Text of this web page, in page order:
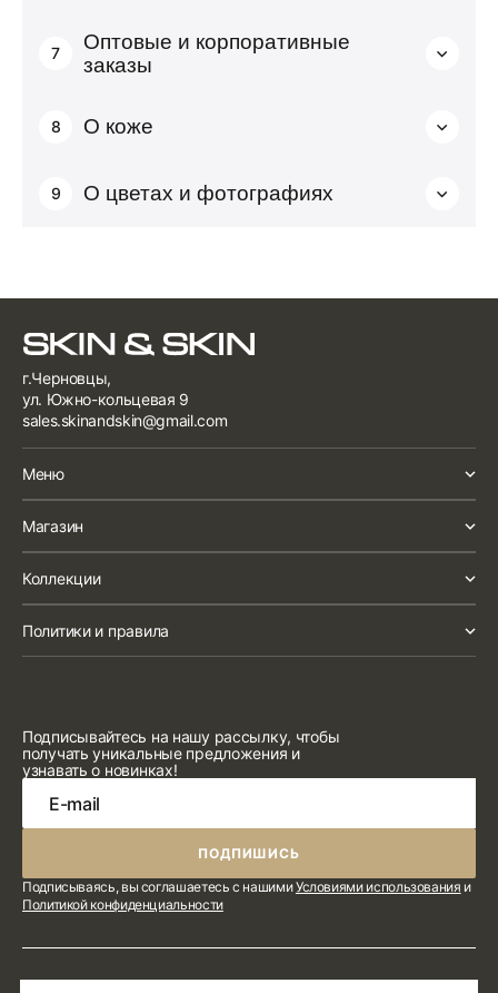
7
Оптовые и корпоративные
заказы
8 О коже
9 О цветах и фотографиях
г.Черновцы,
ул. Южно-кольцевая 9
sales.skinandskin@gmail.com
Меню
Магазин
Коллекции
Политики и правила
Подписывайтесь на нашу рассылку, чтобы
получать уникальные предложения и
узнавать о новинках!
E-mail
ПОДПИШИСЬ
ПОДПИШИСЬ
Подписываясь, вы соглашаетесь с нашимиУсловиями использования и
Политикой конфиденциальности